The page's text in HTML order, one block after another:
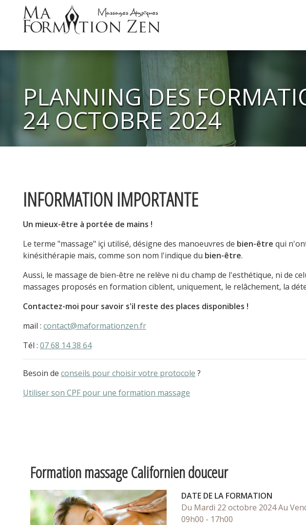
PLANNING DES
24 OCTOBRE 2024
INFORMATION IMPORTANTE
Un mieux-être à portée de mains !
Le terme "massage" içi utilisé, désigne des manoeuvres de bien-être qui
kinésithérapie mais, comme son nom l'indique du bien-être.
Aussi, le massage de bien-être ne relève ni du champ de l'esthétique, ni de
massages proposés en formation ciblent, uniquement, le relâchement, la
Contactez-moi pour savoir s'il reste des places disponibles !
mail : contact@maformationzen.fr
Tél : 07 68 14 38 64
Besoin de conseils pour choisir votre protocole ?
Utiliser son CPF pour une formation massage
Formation massage Californien douceur
DATE DE LA FORMATION
Du Mardi 22 octobre 2024Au
09h00 - 17h00